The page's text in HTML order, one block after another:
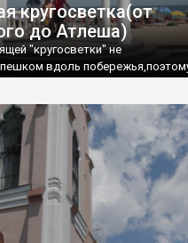
кругосветка(от
до Атлеша)
"кругосветки" не
вдоль